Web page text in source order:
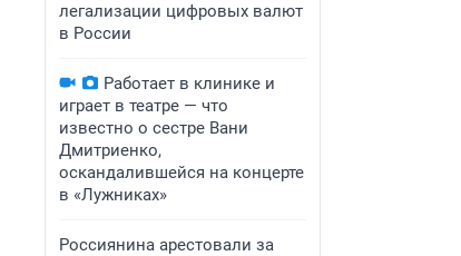
легализации цифровых валют
в России
Работает в клинике и
играет в театре — что
известно о сестре Вани
Дмитриенко,
оскандалившейся на концерте
в «Лужниках»
Россиянина арестовали за